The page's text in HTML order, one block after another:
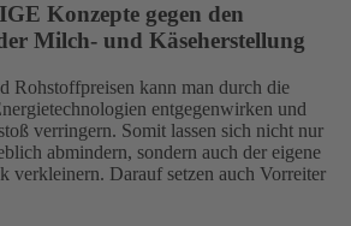
Konzepte gegen den
Milch- und Käseherstellung
Rohstoffpreisen kann man durch die
entgegenwirken und
verringern. Somit lassen sich nicht nur
abmindern, sondern auch der eigene
verkleinern. Darauf setzen auch Vorreiter